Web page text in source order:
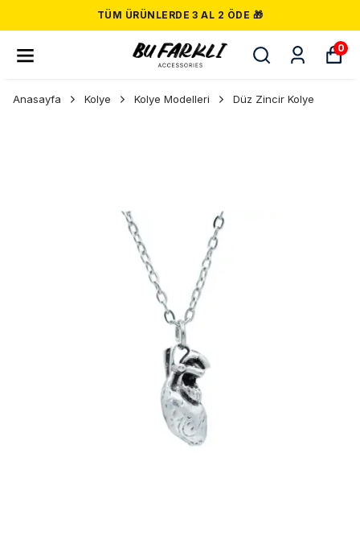
TÜM ÜRÜNLERDE 3 AL 2 ÖDE 🎁
0
Anasayfa Kolye Kolye Modelleri Düz Zincir Kolye